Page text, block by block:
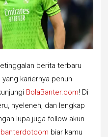
berita terbaru
kariernya penuh
BolaBanter.com! Di
nyeleneh, dan lengkap
lupa juga follow akun
biar kamu